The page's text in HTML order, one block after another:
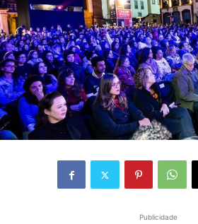
Publicidade